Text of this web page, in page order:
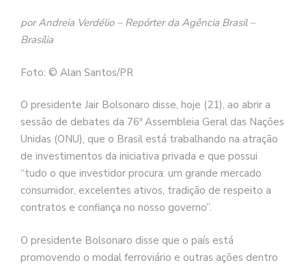
por Andreia Verdélio – Repórter da Agência Brasil –
Brasília
Foto: © Alan Santos/PR
O presidente Jair Bolsonaro disse, hoje (21), ao abrir a
sessão de debates da 76ª Assembleia Geral das Nações
Unidas (ONU), que o Brasil está trabalhando na atração
de investimentos da iniciativa privada e que possui
“tudo o que investidor procura: um grande mercado
consumidor, excelentes ativos, tradição de respeito a
contratos e confiança no nosso governo”.
O presidente Bolsonaro disse que o país está
promovendo o modal ferroviário e outras ações dentro